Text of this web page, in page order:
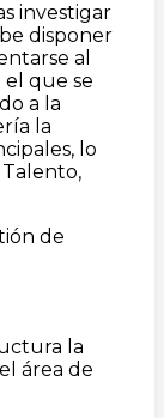
investigar
disponer
al
que se
a la
la
lo
de
la
área de